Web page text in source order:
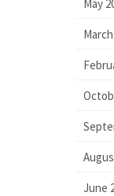
May
June